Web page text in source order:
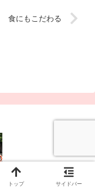
食にもこだわる
トップ サイドバー